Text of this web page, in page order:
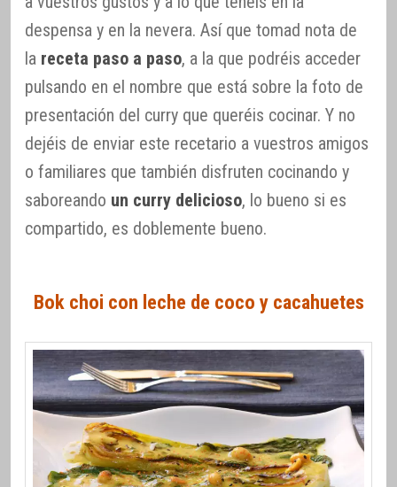
despensa y en la nevera. Así que tomad nota de
la receta paso a paso, a la que podréis acceder
pulsando en el nombre que está sobre la foto de
presentación del curry que queréis cocinar. Y no
dejéis de enviar este recetario a vuestros amigos
o familiares que también disfruten cocinando y
saboreando un curry delicioso, lo bueno si es
compartido, es doblemente bueno.
Bok choi con leche de coco y cacahuetes